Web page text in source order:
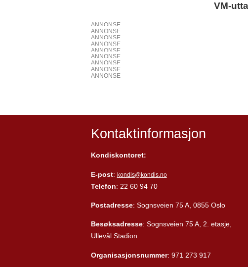
VM-
ANNONSE
ANNONSE
ANNONSE
ANNONSE
ANNONSE
ANNONSE
ANNONSE
ANNONSE
ANNONSE
Kontaktinformasjon
Kondiskontoret:
E-post: kondis@kondis.no
Telefon: 22 60 94 70
Postadresse: Sognsveien 75 A, 0855 Oslo
Besøksadresse: Sognsveien 75 A, 2. etasje,
Ullevål Stadion
Organisasjonsnummer: 971 273 917